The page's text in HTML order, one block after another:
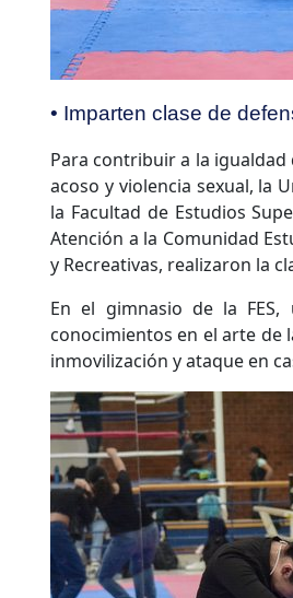
• Imparten clase de
Para contribuir a la
acoso y violencia sexual, la
la Facultad de Estudios
Atención a la Comunidad
y Recreativas, realizaron la
En el gimnasio de la
conocimientos en el arte de
inmovilización y ataque en